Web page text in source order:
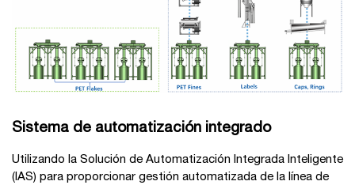
Sistema de automatización integrado
Utilizando la Solución de Automatización Integrada Inteligente
(IAS) para proporcionar gestión automatizada de la línea de